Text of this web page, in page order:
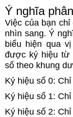
Ý nghĩa
Việc của bạn
nhìn sang. Ý
biểu hiện qua
được ký hiệu từ
số theo khung
Ký hiệu số 0:
Ký hiệu số 1:
Ký hiệu số 2: